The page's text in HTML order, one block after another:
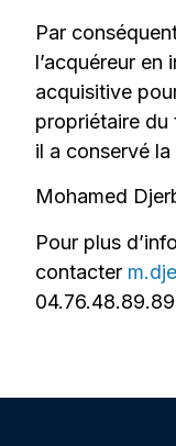
Par
l’acquéreur
acquisitive
propriétaire du
il a conservé
Mohamed
Pour plus
contacter
04.76.48.89.89